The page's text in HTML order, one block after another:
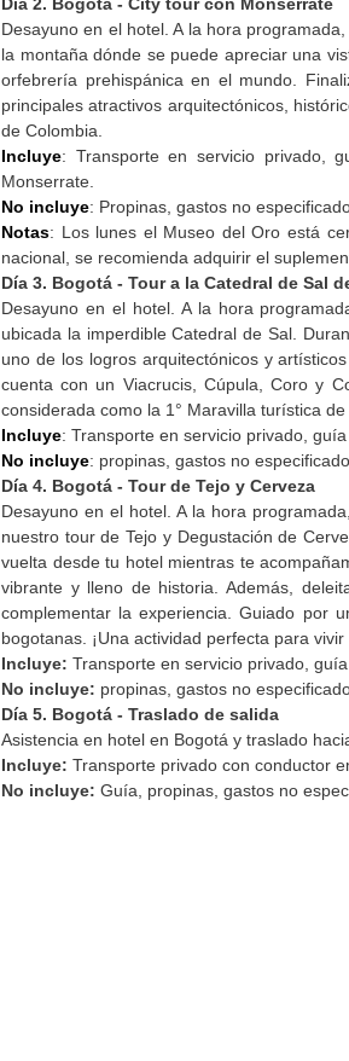
Desayuno en el hotel. A la hora
la montaña dónde se puede apreciar una
orfebrería prehispánica en el mundo.
principales atractivos arquitectónicos,
de Colombia.
Incluye: Transporte en servicio privado,
Monserrate.
No incluye: Propinas, gastos no
Notas: Los lunes el Museo del Oro está
nacional, se recomienda adquirir el
Día 3. Bogotá - Tour a la Catedral de Sal
Desayuno en el hotel. A la hora
ubicada la imperdible Catedral de Sal.
uno de los logros arquitectónicos y
cuenta con un Viacrucis, Cúpula, Coro y
considerada como la 1° Maravilla turística
Incluye: Transporte en servicio privado,
No incluye: propinas, gastos no
Día 4. Bogotá - Tour de Tejo y Cerveza
Desayuno en el hotel. A la hora
nuestro tour de Tejo y Degustación de
vuelta desde tu hotel mientras te
vibrante y lleno de historia. Además,
complementar la experiencia. Guiado por
bogotanas. ¡Una actividad perfecta para
Incluye: Transporte en servicio privado,
No incluye: propinas, gastos no
Día 5. Bogotá - Traslado de salida
Asistencia en hotel en Bogotá y traslado
Incluye: Transporte privado con conductor
No incluye: Guía, propinas, gastos no